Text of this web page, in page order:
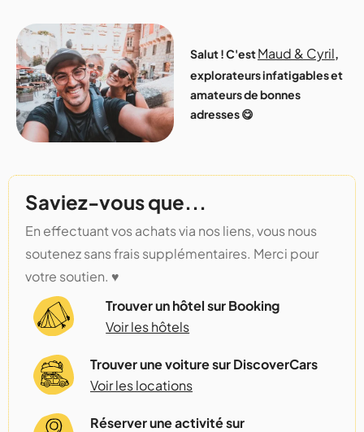
Salut ! C'estMaud & Cyril,
explorateurs infatigables et
amateurs de bonnes
adresses 😋
Saviez-vous que...
En effectuant vos achats via nos liens, vous nous
soutenez sans frais supplémentaires. Merci pour
votre soutien. ♥️
Trouver un hôtel sur Booking
Voir les hôtels
Trouver une voiture sur DiscoverCars
Voir les locations
Réserver une activité sur